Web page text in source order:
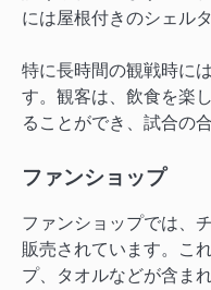
には屋根付きのシェル
特に長時間の観戦時に
す。観客は、飲食を楽
ることができ、試合の
ファンショップ
ファンショップでは、
販売されています。こ
プ、タオルなどが含ま